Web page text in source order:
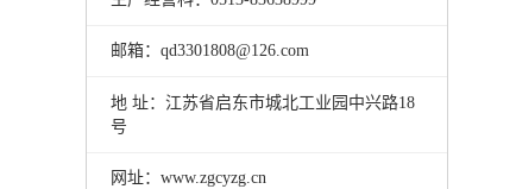
邮箱：qd3301808@126.com
地 址：江苏省启东市城北工业园中兴路18
号
网址：www.zgcyzg.cn